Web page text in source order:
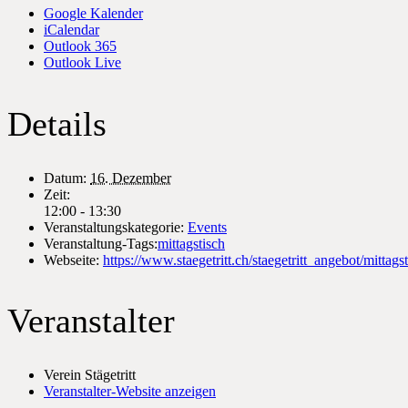
Google Kalender
iCalendar
Outlook 365
Outlook Live
Details
Datum: 16. Dezember
Zeit:
12:00 - 13:30
Veranstaltungskategorie: Events
Veranstaltung-Tags:mittagstisch
Webseite: https://www.staegetritt.ch/staegetritt_angebot/
Veranstalter
Verein Stägetritt
Veranstalter-Website anzeigen